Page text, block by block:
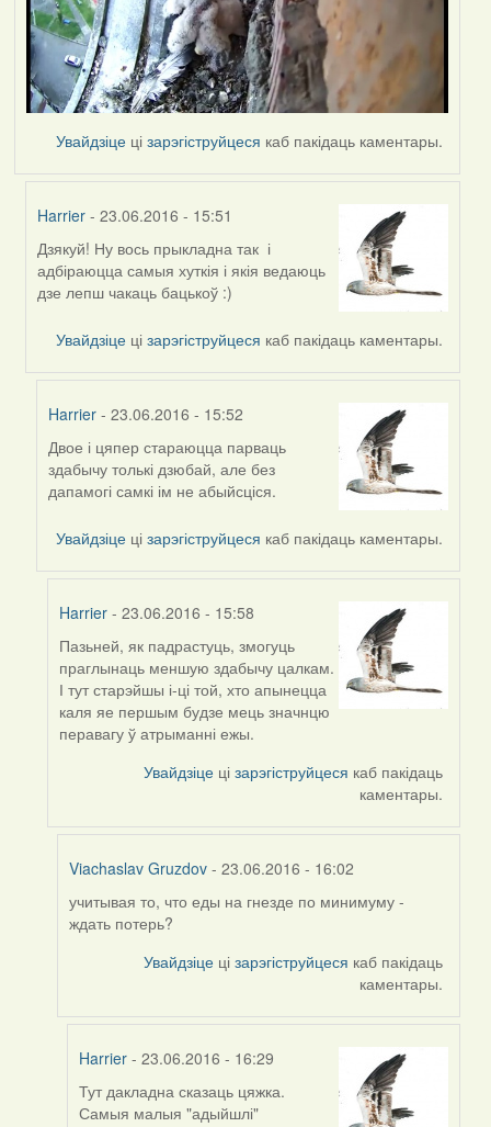
Увайдзіце цізарэгіструйцеся каб пакідаць каментары.
Harrier - 23.06.2016 - 15:51
In
reply
to
Дарья
Дзякуй! Ну вось прыкладна так і
адбіраюцца самыя хуткія і якія ведаюць
дзе лепш чакаць бацькоў :)
Увайдзіце цізарэгіструйцеся каб пакідаць каментары.
Harrier - 23.06.2016 - 15:52
In
reply
to
Harrier
Двое і цяпер стараюцца парваць
здабычу толькі дзюбай, але без
дапамогі самкі ім не абыйсціся.
Увайдзіце цізарэгіструйцеся каб пакідаць каментары.
Harrier- 23.06.2016 - 15:58
In
reply
to
by
Harrier
Пазьней, як падрастуць, змогуць
праглынаць меншую здабычу цалкам.
І тут старэйшы і-ці той, хто апынецца
каля яе першым будзе мець значнцю
перавагу ў атрыманні ежы.
Увайдзіце цізарэгіструйцеся каб пакідаць
каментары.
Viachaslav Gruzdov - 23.06.2016 - 16:02
In
reply
учитывая то, что еды на гнезде по минимуму -
ждать потерь?
Увайдзіце цізарэгіструйцеся каб пакідаць
каментары.
Harrier - 23.06.2016 - 16:29
In
Тут дакладна сказаць цяжка.
Самыя малыя "адыйшлі"